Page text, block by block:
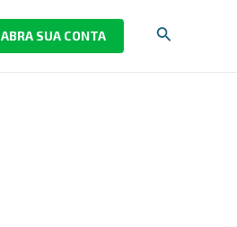
ABRA SUA CONTA Pesquisar